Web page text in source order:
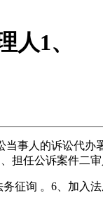
1、
人的诉讼代办
任公诉案件二
询 。6、加入